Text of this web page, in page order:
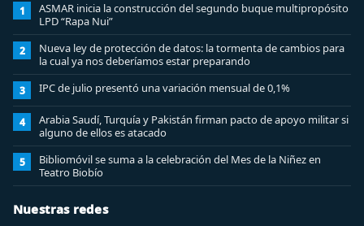
1
ASMAR inicia la construcción del segundo buque multipropósito
LPD “Rapa Nui”
2
Nueva ley de protección de datos: la tormenta de cambios para
la cual ya nos deberíamos estar preparando
3 IPC de julio presentó una variación mensual de 0,1%
4
Arabia Saudí, Turquía y Pakistán firman pacto de apoyo militar si
alguno de ellos es atacado
5
Bibliomóvil se suma a la celebración del Mes de la Niñez en
Teatro Biobío
Nuestras redes